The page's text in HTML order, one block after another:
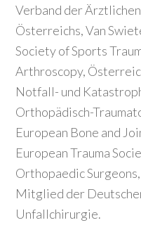
Verband der
Österreichs, Van
Society of Sports
Arthroscopy,
Notfall- und
Orthopädisch-
European Bone and
European Trauma
Orthopaedic
Mitglied der
Unfallchirurgie.